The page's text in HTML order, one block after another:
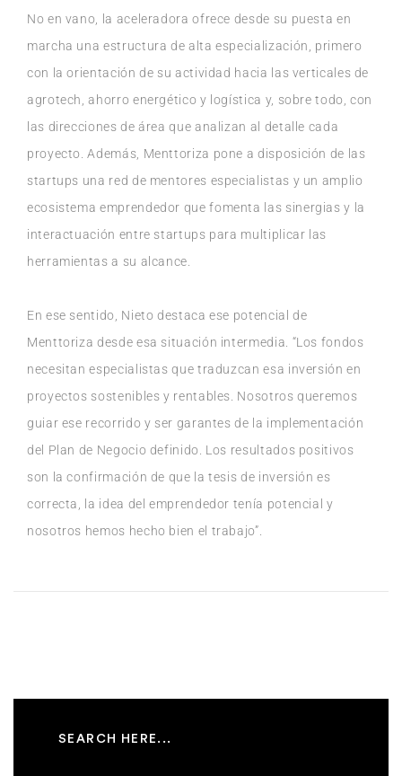
No en vano, la aceleradora ofrece desde su puesta en
marcha una estructura de alta especialización, primero
con la orientación de su actividad hacia las verticales de
agrotech, ahorro energético y logística y, sobre todo, con
las direcciones de área que analizan al detalle cada
proyecto. Además, Menttoriza pone a disposición de las
startups una red de mentores especialistas y un amplio
ecosistema emprendedor que fomenta las sinergias y la
interactuación entre startups para multiplicar las
herramientas a su alcance.
En ese sentido, Nieto destaca ese potencial de
Menttoriza desde esa situación intermedia. “Los fondos
necesitan especialistas que traduzcan esa inversión en
proyectos sostenibles y rentables. Nosotros queremos
guiar ese recorrido y ser garantes de la implementación
del Plan de Negocio definido. Los resultados positivos
son la confirmación de que la tesis de inversión es
correcta, la idea del emprendedor tenía potencial y
nosotros hemos hecho bien el trabajo”.